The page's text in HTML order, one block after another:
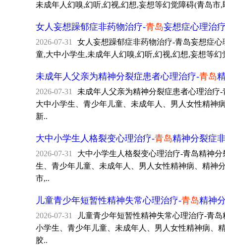
未成年人幻嗅,幻听,幻视,幻想,妄想等幻觉障碍(青岛
女人妄想躁郁症非药物治疗-青岛妄想症心理治
2026-07-31
女人妄想躁郁症非药物治疗-青岛妄想症心
童,大中小学生,未成年人幻嗅,幻听,幻视,幻想,妄想等
未成年人父亲为精神分裂症患者心理治疗-青岛
2026-07-31
未成年人父亲为精神分裂症患者心理治疗-
大中小学生、青少年儿童、未成年人、男人女性精神
新..
大中小学生人格裂变心理治疗-青岛精神分裂症
2026-07-31
大中小学生人格裂变心理治疗-青岛精神分
生、青少年儿童、未成年人、男人女性精神病、精神
市,..
儿童青少年短暂性精神失常心理治疗-青岛精神
2026-07-31
儿童青少年短暂性精神失常心理治疗-青
小学生、青少年儿童、未成年人、男人女性精神病、
胶..